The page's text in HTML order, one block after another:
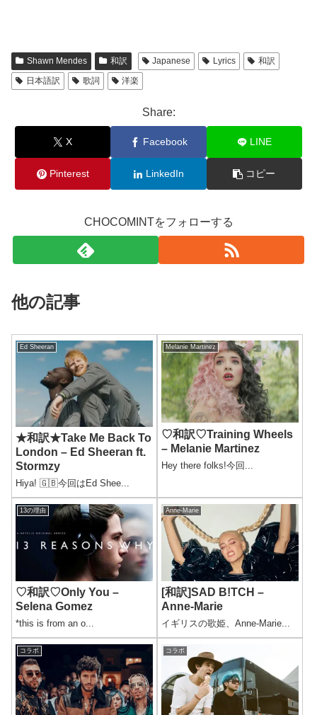
Shawn Mendes 和訳 Japanese Lyrics
和訳
日本語訳
歌詞 洋楽
Share:
X Facebook LINE
Pinterest LinkedIn コピー
CHOCOMINTをフォローする
他の記事
Ed Sheeran
★和訳★Take Me Back To
London – Ed Sheeran ft.
Stormzy
Hiya! 🇬🇧今回はEd Shee...
Melanie Martinez
♡和訳♡Training Wheels
– Melanie Martinez
Hey there folks!今回...
13の理由
♡和訳♡Only You –
Selena Gomez
*this is from an o...
Anne-Marie
[和訳]SAD B!TCH –
Anne-Marie
イギリスの歌姫、Anne-Marie...
コラボ コラボ